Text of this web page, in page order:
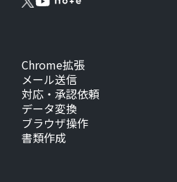
Chrome拡張
メール送信
対応・承認依頼
データ変換
ブラウザ操作
書類作成